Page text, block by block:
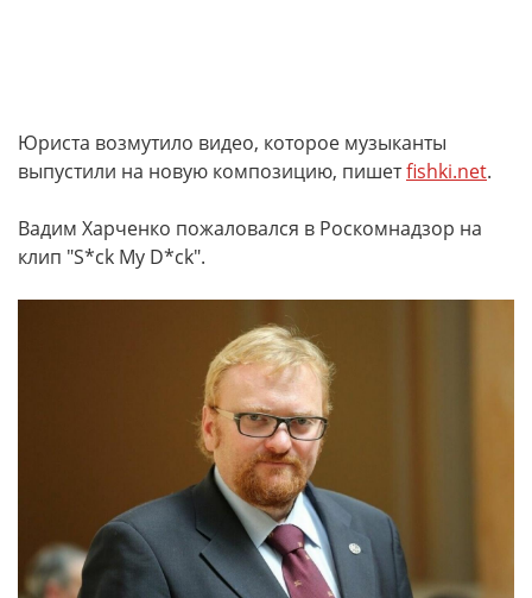
Юриста возмутило видео, которое музыканты
выпустили на новую композицию, пишетfishki.net.
Вадим Харченко пожаловался в Роскомнадзор на
клип "S*ck My D*ck".